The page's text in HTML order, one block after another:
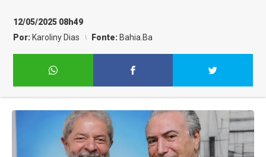
12/05/2025 08h49
Por: Karoliny Dias Fonte: Bahia.Ba